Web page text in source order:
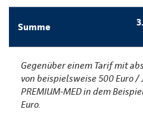
Summe
Gegenüber einem Tarif mit
von beispielsweise 500 Euro
PREMIUM-MED in dem
Euro.